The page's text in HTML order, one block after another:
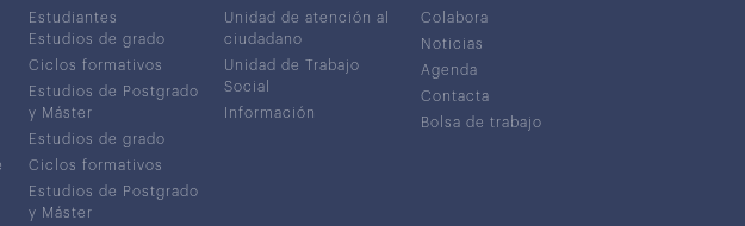
Estudiantes
Estudios de grado
Ciclos formativos
Estudios de Postgrado
y Máster
Estudios de grado
Ciclos formativos
Estudios de Postgrado
y Máster
Unidad de atención al
ciudadano
Unidad de Trabajo
Social
Información
Colabora
Noticias
Agenda
Contacta
Bolsa de trabajo